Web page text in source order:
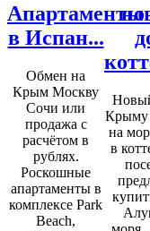
Апартаменты
в Испан...
Обмен на
Крым Москву
Сочи или
продажа с
расчётом в
рублях.
Роскошные
апартаменты в
комплексе Park
Beach,
Крыму
на
в